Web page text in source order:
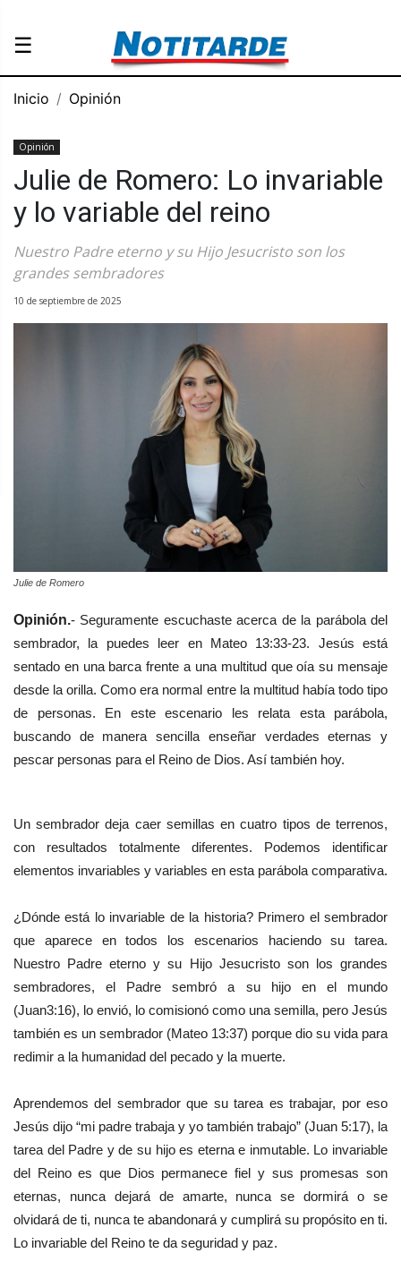
☰
Inicio Opinión
Opinión
Julie de Romero: Lo invariable
y lo variable del reino
Nuestro Padre eterno y su Hijo Jesucristo son los
grandes sembradores
10 de septiembre de 2025
Julie de Romero
Opinión.- Seguramente escuchaste acerca de la parábola del
sembrador, la puedes leer en Mateo 13:33-23. Jesús está
sentado en una barca frente a una multitud que oía su mensaje
desde la orilla. Como era normal entre la multitud había todo tipo
de personas. En este escenario les relata esta parábola,
buscando de manera sencilla enseñar verdades eternas y
pescar personas para el Reino de Dios. Así también hoy.
Un sembrador deja caer semillas en cuatro tipos de terrenos,
con resultados totalmente diferentes. Podemos identificar
elementos invariables y variables en esta parábola comparativa.
¿Dónde está lo invariable de la historia? Primero el sembrador
que aparece en todos los escenarios haciendo su tarea.
Nuestro Padre eterno y su Hijo Jesucristo son los grandes
sembradores, el Padre sembró a su hijo en el mundo
(Juan3:16), lo envió, lo comisionó como una semilla, pero Jesús
también es un sembrador (Mateo 13:37) porque dio su vida para
redimir a la humanidad del pecado y la muerte.
Aprendemos del sembrador que su tarea es trabajar, por eso
Jesús dijo “mi padre trabaja y yo también trabajo” (Juan 5:17), la
tarea del Padre y de su hijo es eterna e inmutable. Lo invariable
del Reino es que Dios permanece fiel y sus promesas son
eternas, nunca dejará de amarte, nunca se dormirá o se
olvidará de ti, nunca te abandonará y cumplirá su propósito en ti.
Lo invariable del Reino te da seguridad y paz.